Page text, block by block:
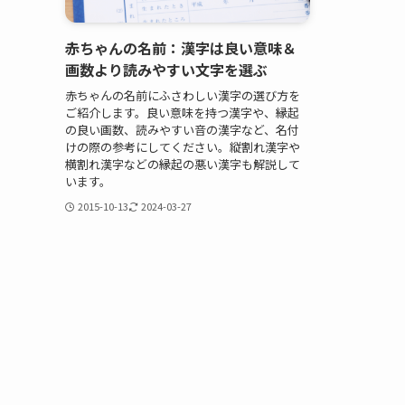
赤ちゃんの名前：漢字は良い意味＆
画数より読みやすい文字を選ぶ
赤ちゃんの名前にふさわしい漢字の選び方を
ご紹介します。良い意味を持つ漢字や、縁起
の良い画数、読みやすい音の漢字など、名付
けの際の参考にしてください。縦割れ漢字や
横割れ漢字などの縁起の悪い漢字も解説して
います。
2015-10-13 2024-03-27